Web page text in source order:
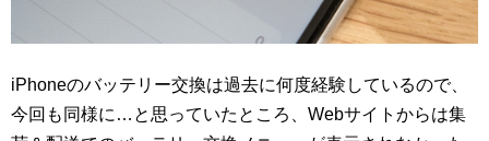
iPhoneのバッテリー交換は過去に何度経験しているので、
今回も同様に…と思っていたところ、Webサイトからは集